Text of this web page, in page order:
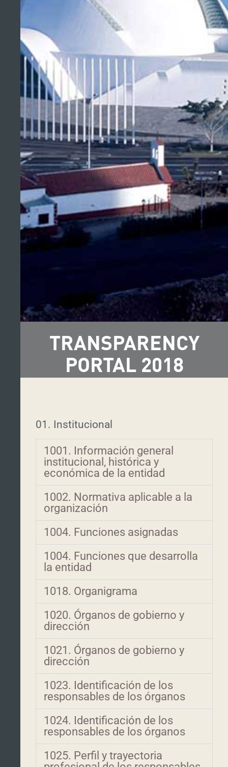
TRANSPARENCY
PORTAL 2018
01. Institucional
1001. Información general
institucional, histórica y
económica de la entidad
1002. Normativa aplicable a la
organización
1004. Funciones asignadas
1004. Funciones que desarrolla
la entidad
1018. Organigrama
1020. Órganos de gobierno y
dirección
1021. Órganos de gobierno y
dirección
1023. Identificación de los
responsables de los órganos
1024. Identificación de los
responsables de los órganos
1025. Perfil y trayectoria